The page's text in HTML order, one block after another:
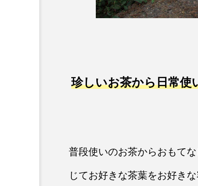
珍しいお茶から日常使
普段使いのお茶からおもて
じてお好きな茶葉をお好き